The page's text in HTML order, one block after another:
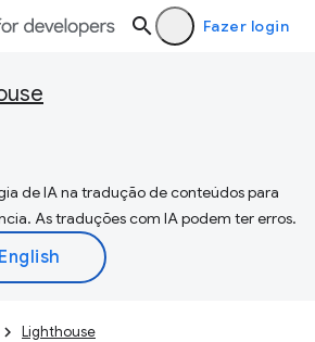
Fazer login
de IA na tradução de conteúdos para
As traduções com IA podem ter erros.
Lighthouse